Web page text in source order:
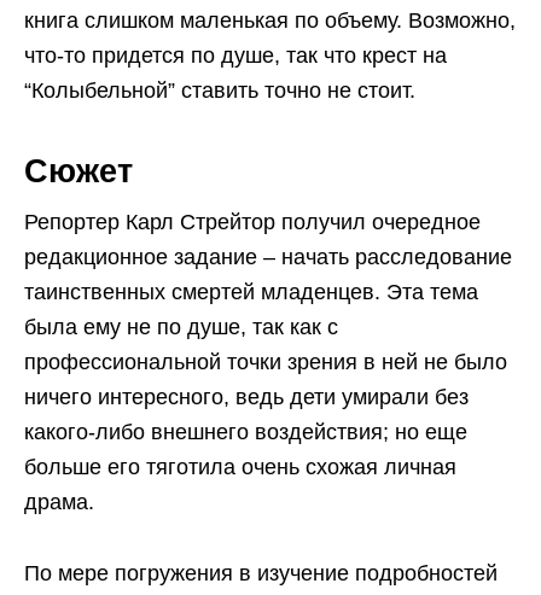
книга слишком маленькая по объему. Возможно,
что-то придется по душе, так что крест на
“Колыбельной” ставить точно не стоит.
Сюжет
Репортер Карл Стрейтор получил очередное
редакционное задание – начать расследование
таинственных смертей младенцев. Эта тема
была ему не по душе, так как с
профессиональной точки зрения в ней не было
ничего интересного, ведь дети умирали без
какого-либо внешнего воздействия; но еще
больше его тяготила очень схожая личная
драма.
По мере погружения в изучение подробностей